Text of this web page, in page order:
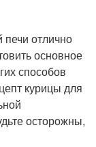
отлично
основное
способов
курицы для
осторожны,